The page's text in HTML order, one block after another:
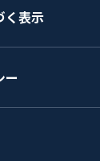
く表示
ー